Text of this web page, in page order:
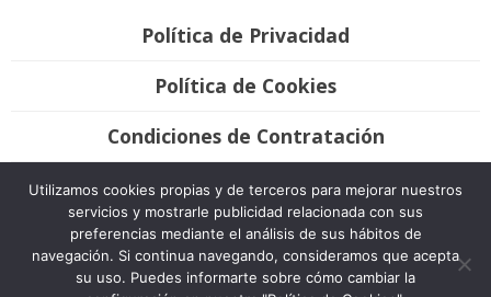
Política de Privacidad
Política de Cookies
Condiciones de Contratación
Únete
Bravo Advocats, 2007-2020. Todos los derechos reservados. Desarrollo
Plátano Comunicación & Marketing.
Utilizamos cookies propias y de terceros para mejorar nuestros
servicios y mostrarle publicidad relacionada con sus
preferencias mediante el análisis de sus hábitos de
navegación. Si continua navegando, consideramos que acepta
su uso. Puedes informarte sobre cómo cambiar la